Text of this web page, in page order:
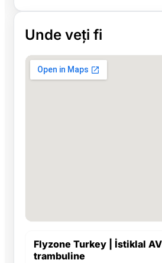
Unde veți fi
Flyzone Turkey | İstiklal
trambuline